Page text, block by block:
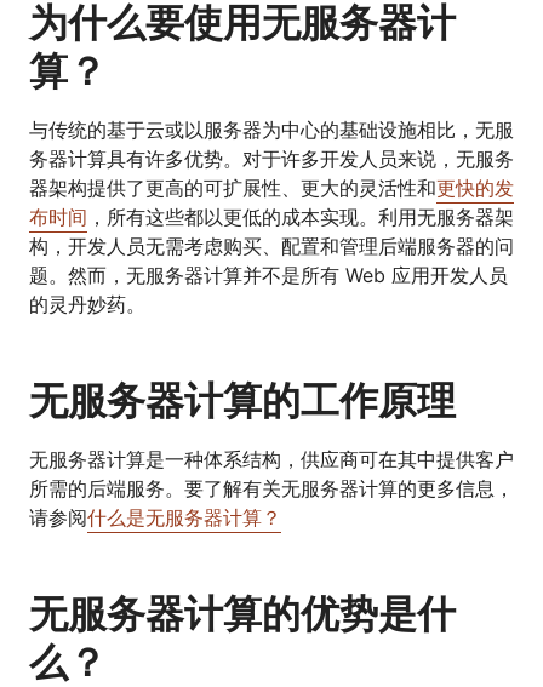
为什么要使用无服务器计
算？
与传统的基于云或以服务器为中心的基础设施相比，无服
务器计算具有许多优势。对于许多开发人员来说，无服务
器架构提供了更高的可扩展性、更大的灵活性和更快的发
布时间 ，所有这些都以更低的成本实现。利用无服务器架
构，开发人员无需考虑购买、配置和管理后端服务器的问
题。然而，无服务器计算并不是所有 Web 应用开发人员
的灵丹妙药。
无服务器计算的工作原理
无服务器计算是一种体系结构，供应商可在其中提供客户
所需的后端服务。要了解有关无服务器计算的更多信息，
请参阅什么是无服务器计算？
无服务器计算的优势是什
么？